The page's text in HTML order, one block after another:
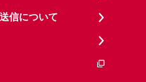
信について